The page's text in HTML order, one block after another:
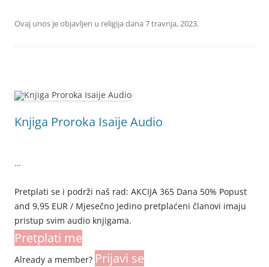
Ovaj unos je objavljen u religija dana 7 travnja, 2023.
Knjiga Proroka Isaije Audio
…
Pretplati se i podrži naš rad: AKCIJA 365 Dana 50% Popust
and 9,95 EUR / Mjesečno Jedino pretplaćeni članovi imaju
pristup svim audio knjigama.
Pretplati me
Already a member? Prijavi se